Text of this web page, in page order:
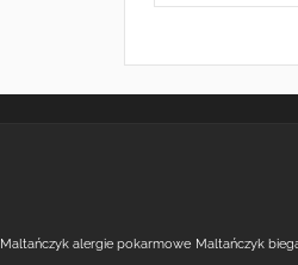
Maltańczyk alergie pokarmowe Maltańczyk